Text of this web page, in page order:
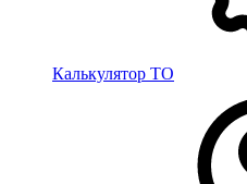
Калькулятор ТО